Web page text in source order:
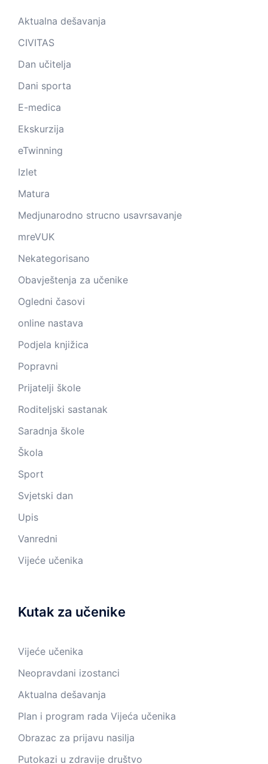
Aktualna dešavanja
CIVITAS
Dan učitelja
Dani sporta
E-medica
Ekskurzija
eTwinning
Izlet
Matura
Medjunarodno strucno usavrsavanje
mreVUK
Nekategorisano
Obavještenja za učenike
Ogledni časovi
online nastava
Podjela knjižica
Popravni
Prijatelji škole
Roditeljski sastanak
Saradnja škole
Škola
Sport
Svjetski dan
Upis
Vanredni
Vijeće učenika
Kutak za učenike
Vijeće učenika
Neopravdani izostanci
Aktualna dešavanja
Plan i program rada Vijeća učenika
Obrazac za prijavu nasilja
Putokazi u zdravije društvo